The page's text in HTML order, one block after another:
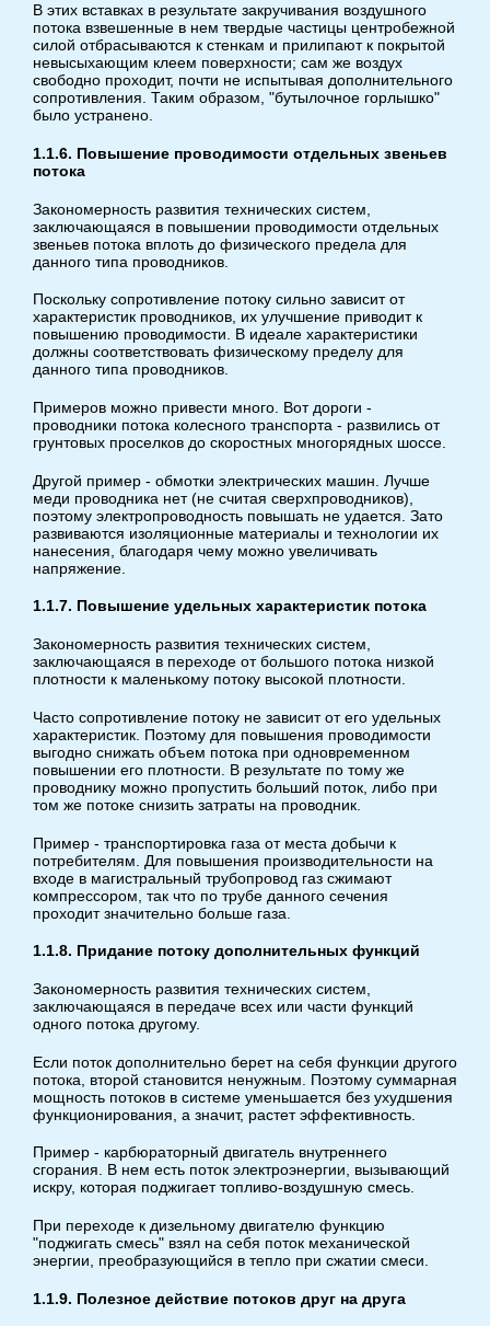
В этих вставках в результате закручивания воздушного
потока взвешенные в нем твердые частицы центробежной
силой отбрасываются к стенкам и прилипают к покрытой
невысыхающим клеем поверхности; сам же воздух
свободно проходит, почти не испытывая дополнительного
сопротивления. Таким образом, "бутылочное горлышко"
было устранено.
1.1.6. Повышение проводимости отдельных звеньев
потока
Закономерность развития технических систем,
заключающаяся в повышении проводимости отдельных
звеньев потока вплоть до физического предела для
данного типа проводников.
Поскольку сопротивление потоку сильно зависит от
характеристик проводников, их улучшение приводит к
повышению проводимости. В идеале характеристики
должны соответствовать физическому пределу для
данного типа проводников.
Примеров можно привести много. Вот дороги -
проводники потока колесного транспорта - развились от
грунтовых проселков до скоростных многорядных шоссе.
Другой пример - обмотки электрических машин. Лучше
меди проводника нет (не считая сверхпроводников),
поэтому электропроводность повышать не удается. Зато
развиваются изоляционные материалы и технологии их
нанесения, благодаря чему можно увеличивать
напряжение.
1.1.7. Повышение удельных характеристик потока
Закономерность развития технических систем,
заключающаяся в переходе от большого потока низкой
плотности к маленькому потоку высокой плотности.
Часто сопротивление потоку не зависит от его удельных
характеристик. Поэтому для повышения проводимости
выгодно снижать объем потока при одновременном
повышении его плотности. В результате по тому же
проводнику можно пропустить больший поток, либо при
том же потоке снизить затраты на проводник.
Пример - транспортировка газа от места добычи к
потребителям. Для повышения производительности на
входе в магистральный трубопровод газ сжимают
компрессором, так что по трубе данного сечения
проходит значительно больше газа.
1.1.8. Придание потоку дополнительных функций
Закономерность развития технических систем,
заключающаяся в передаче всех или части функций
одного потока другому.
Если поток дополнительно берет на себя функции другого
потока, второй становится ненужным. Поэтому суммарная
мощность потоков в системе уменьшается без ухудшения
функционирования, а значит, растет эффективность.
Пример - карбюраторный двигатель внутреннего
сгорания. В нем есть поток электроэнергии, вызывающий
искру, которая поджигает топливо-воздушную смесь.
При переходе к дизельному двигателю функцию
"поджигать смесь" взял на себя поток механической
энергии, преобразующийся в тепло при сжатии смеси.
1.1.9. Полезное действие потоков друг на друга